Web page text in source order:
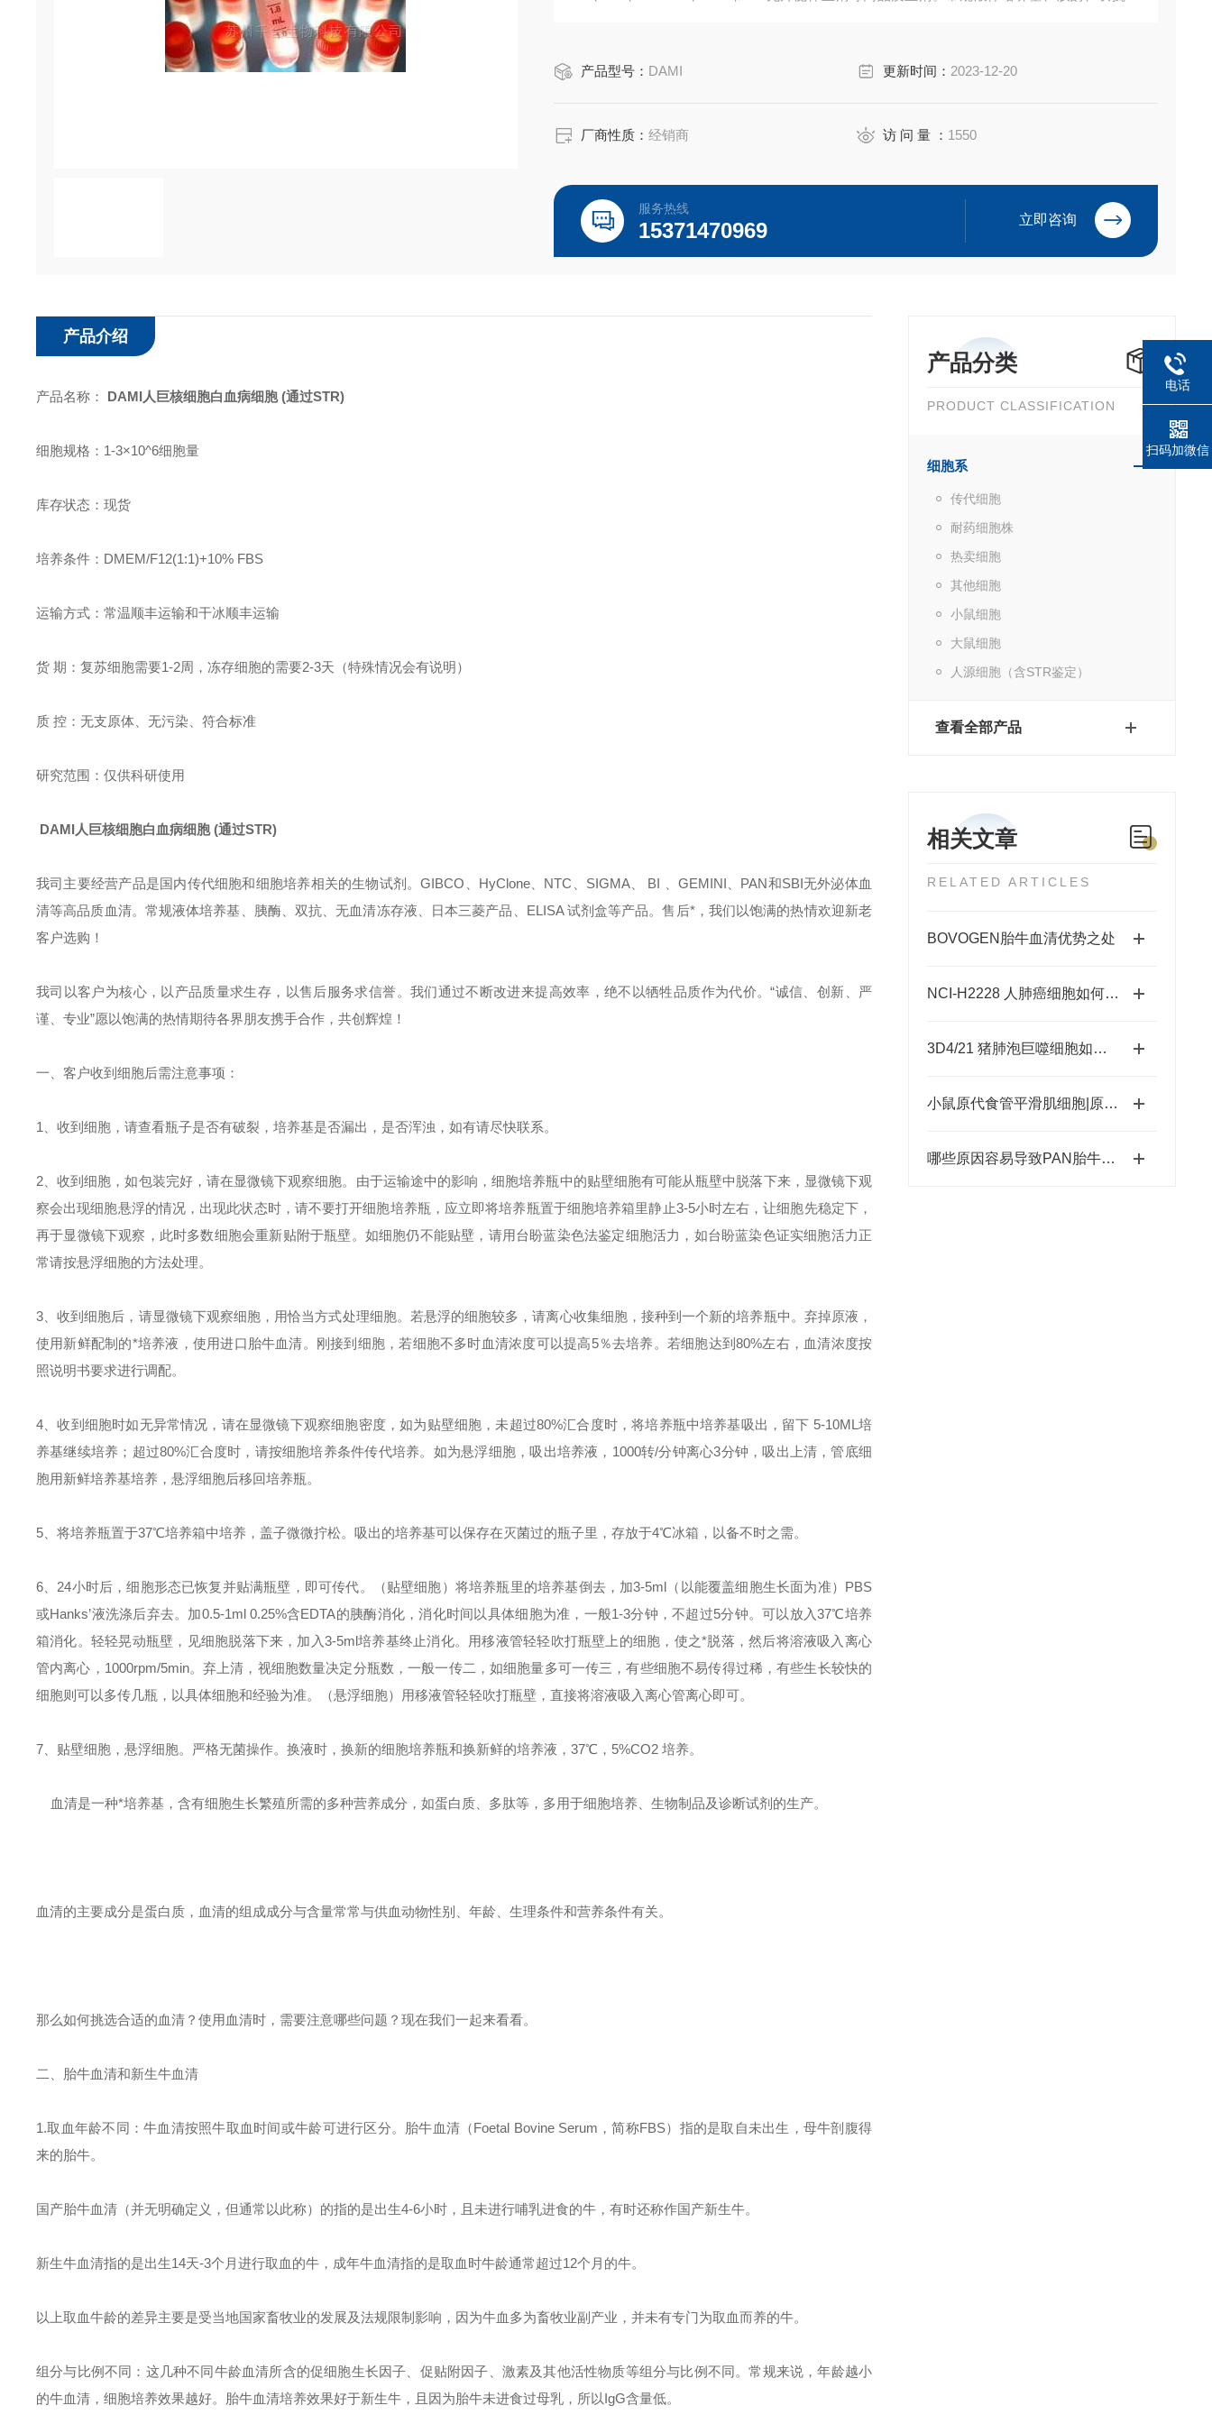
产品型号： DAMI 更新时间： 2023-12-20
厂商性质：经销商 访 问 量 ： 1550
服务热线
15371470969 立即咨询
产品分类
PRODUCT CLASSIFICATION
细胞系
传代细胞
耐药细胞株
热卖细胞
其他细胞
小鼠细胞
大鼠细胞
人源细胞（含STR鉴定）
查看全部产品
相关文章
RELATED ARTICLES
BOVOGEN胎牛血清优势之处
NCI-H2228 人肺癌细胞如何培养
3D4/21 猪肺泡巨噬细胞如何培养？
小鼠原代食管平滑肌细胞|原代细胞培养
哪些原因容易导致PAN胎牛血清沉淀：
产品介绍
产品名称： DAMI人巨核细胞白血病细胞 (通过STR)
细胞规格： 1-3×10^6细胞量
库存状态：现货
培养条件：DMEM/F12(1:1)+10% FBS
运输方式： 常温顺丰运输和干冰顺丰运输
货 期： 复苏细胞需要1-2周，冻存细胞的需要2-3天（特殊情况会有说明）
质 控：无支原体、无污染、符合标准
研究范围：仅供科研使用
DAMI人巨核细胞白血病细胞 (通过STR)
我司主要经营产品是国内传代细胞和细胞培养相关的生物试剂。GIBCO、HyClone、NTC、SIGMA、 BI 、GEMINI、PAN和SBI无外泌体血
清等高品质血清。常规液体培养基、胰酶、双抗、无血清冻存液、日本三菱产品、ELISA 试剂盒等产品。售后*，我们以饱满的热情欢迎新老
客户选购！
我司以客户为核心，以产品质量求生存，以售后服务求信誉。我们通过不断改进来提高效率，绝不以牺牲品质作为代价。“诚信、创新、严
谨、专业”愿以饱满的热情期待各界朋友携手合作，共创辉煌！
一、客户收到细胞后需注意事项：
1、收到细胞，请查看瓶子是否有破裂，培养基是否漏出，是否浑浊，如有请尽快联系。
2、收到细胞，如包装完好，请在显微镜下观察细胞。由于运输途中的影响 ，细胞培养瓶中的贴壁细胞有可能从瓶壁中脱落下来，显微镜下观
察会出现细胞悬浮的情况，出现此状态时，请不要打开细胞培养瓶，应立即将培养瓶置于细胞培养箱里静止3-5小时左右，让细胞先稳定下，
再于显微镜下观察，此时多数细胞会重新贴附于瓶壁。如细胞仍不能贴壁，请用台盼蓝染色法鉴定细胞活力，如台盼蓝染色证实细胞活力正
常请按悬浮细胞的方法处理。
3、收到细胞后，请显微镜下观察细胞，用恰当方式处理细胞。若悬浮的细胞较多，请离心收集细胞，接种到一个新的培养瓶中。弃掉原液，
使用新鲜配制的*培养液 ，使用进口胎牛血清。 刚接到细胞，若细胞不多时血清浓度可以提高5％去培养。若细胞达到80%左右， 血清浓度按
照说明书要求进行调配。
4、收到细胞时如无异常情况 ， 请在显微镜下观察细胞密度，如为贴壁细胞，未超过80%汇合度时，将培养瓶中培养基吸出，留下 5-10ML培
养基继续培养 ； 超过80%汇合度时，请按细胞培养条件传代培养。如为悬浮细胞，吸出培养液，1000转/分钟离心3分钟，吸出上清，管底细
胞用新鲜培养基培养， 悬浮细胞后移回培养瓶。
5、将培养瓶置于37℃培养箱中培养，盖子微微拧松。吸出的培养基可以保存在灭菌过的瓶子里，存放于4℃冰箱，以备不时之需。
6、24小时后，细胞形态已恢复并贴满瓶壁，即可传代。（贴壁细胞）将培养瓶里的培养基倒去，加3-5ml（以能覆盖细胞生长面为准）PBS
或Hanks’液洗涤后弃去。加0.5-1ml 0.25%含EDTA的胰酶消化，消化时间以具体细胞为准，一般1-3分钟，不超过5分钟。可以放入37℃培养
箱消化。轻轻晃动瓶壁，见细胞脱落下来，加入3-5ml培养基终止消化。用移液管轻轻吹打瓶壁上的细胞，使之*脱落，然后将溶液吸入离心
管内离心，1000rpm/5min。弃上清，视细胞数量决定分瓶数，一般一传二，如细胞量多可一传三，有些细胞不易传得过稀，有些生长较快的
细胞则可以多传几瓶，以具体细胞和经验为准。（悬浮细胞）用移液管轻轻吹打瓶壁，直接将溶液吸入离心管离心即可。
7、贴壁细胞，悬浮细胞。严格无菌操作。换液时，换新的细胞培养瓶和换新鲜的培养液，37℃，5%CO2 培养。
血清是一种*培养基，含有细胞生长繁殖所需的多种营养成分，如蛋白质、多肽等，多用于细胞培养、生物制品及诊断试剂的生产。
血清的主要成分是蛋白质，血清的组成成分与含量常常与供血动物性别、年龄、生理条件和营养条件有关。
那么如何挑选合适的血清？使用血清时，需要注意哪些问题？现在我们一起来看看。
二、胎牛血清和新生牛血清
1.取血年龄不同：牛血清按照牛取血时间或牛龄可进行区分。胎牛血清（Foetal Bovine Serum，简称FBS）指的是取自未出生，母牛剖腹得
来的胎牛。
国产胎牛血清（并无明确定义，但通常以此称）的指的是出生4-6小时，且未进行哺乳进食的牛，有时还称作国产新生牛。
新生牛血清指的是出生14天-3个月进行取血的牛，成年牛血清指的是取血时牛龄通常超过12个月的牛。
以上取血牛龄的差异主要是受当地国家畜牧业的发展及法规限制影响，因为牛血多为畜牧业副产业，并未有专门为取血而养的牛。
组分与比例不同：这几种不同牛龄血清所含的促细胞生长因子、促贴附因子、激素及其他活性物质等组分与比例不同。常规来说，年龄越小
的牛血清，细胞培养效果越好。胎牛血清培养效果好于新生牛，且因为胎牛未进食过母乳，所以IgG含量低。
电话
扫码加微信